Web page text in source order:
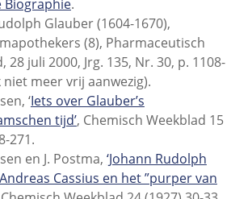
Biographie.
Glauber (1604-1670),
(8), Pharmaceutisch
28 juli 2000, Jrg. 135, Nr. 30, p. 1108-
niet meer vrij aanwezig).
‘Iets over Glauber’s
tijd’, Chemisch Weekblad 15
271.
en J. Postma, ‘Johann Rudolph
Cassius en het ”purper van